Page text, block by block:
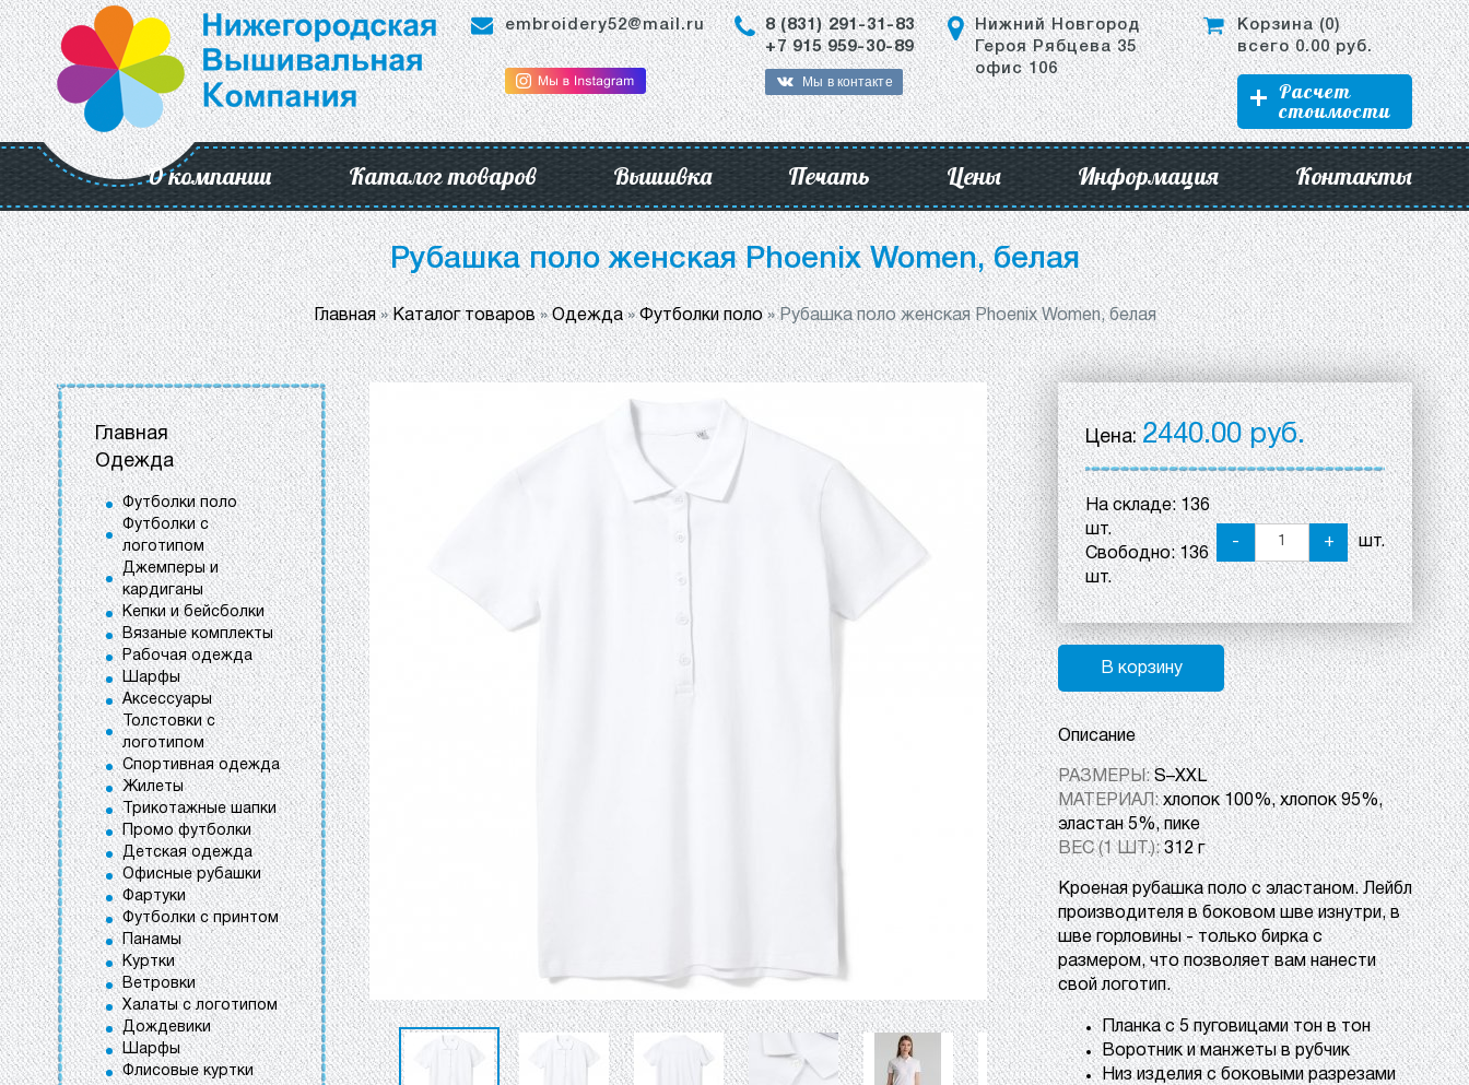
embroidery52@mail.ru
8 (831) 291-31-83
+7 915 959-30-89
Мы в контакте
Нижний Новгород
Героя Рябцева 35
офис 106
Корзина (0)
всего0.00руб.
Расчет
стоимости
О компании Каталог товаров Вышивка Печать Цены Информация Контакты
Рубашка поло женская Phoenix Women, белая
Главная»Каталог товаров»Одежда»Футболки поло»Рубашка поло женская Phoenix Women, белая
Главная
Одежда
Футболки поло
Футболки с
логотипом
Джемперы и
кардиганы
Кепки и бейсболки
Вязаные комплекты
Рабочая одежда
Шарфы
Аксессуары
Толстовки с
логотипом
Спортивная одежда
Жилеты
Трикотажные шапки
Промо футболки
Детская одежда
Офисные рубашки
Фартуки
Футболки с принтом
Панамы
Куртки
Ветровки
Халаты с логотипом
Дождевики
Шарфы
Флисовые куртки
Цена:2440.00 руб.
На складе:136
шт.
Свободно:136
шт.
- + шт.
В корзину
Описание
РАЗМЕРЫ:S–XXL
МАТЕРИАЛ:хлопок 100%, хлопок 95%,
эластан 5%, пике
ВЕС (1 ШТ.):312 г
Кроеная рубашка поло с эластаном. Лейбл
производителя в боковом шве изнутри, в
шве горловины - только бирка с
размером, что позволяет вам нанести
свой логотип.
Планка с 5 пуговицами тон в тон
Воротник и манжеты в рубчик
Низ изделия с боковыми разрезами